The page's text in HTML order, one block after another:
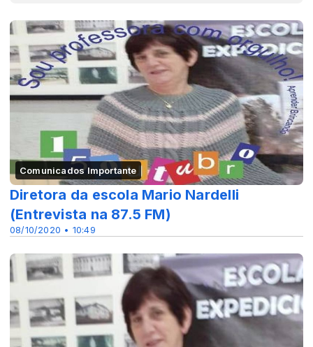
Comunicados Importante
08/10/2020 • 10:49
Diretora da escola Mario Nardelli
(Entrevista na 87.5 FM)